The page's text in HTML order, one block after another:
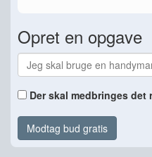
Opret en opgave
Der skal medbringes
Modtag bud gratis